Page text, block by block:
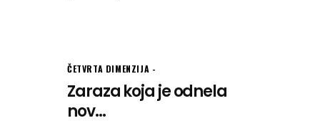
ČETVRTA DIMENZIJA
Zaraza koja je odnela
nov...